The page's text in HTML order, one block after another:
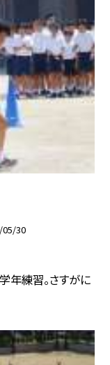
05/30
年練習。さすがに